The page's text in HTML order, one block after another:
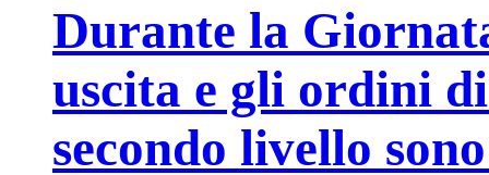
Durante la
uscita e gli ordini
secondo livello